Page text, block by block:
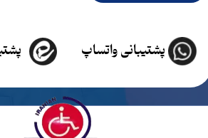
پشتیبانی واتساپ